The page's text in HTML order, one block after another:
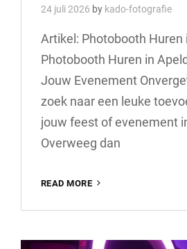
24 juli 2026 by kado-fotografie
Artikel: Photobooth Huren
Photobooth Huren in
Jouw Evenement
zoek naar een leuke
jouw feest of evenement
Overweeg dan
READ MORE
FOTOBOOTH
EEN